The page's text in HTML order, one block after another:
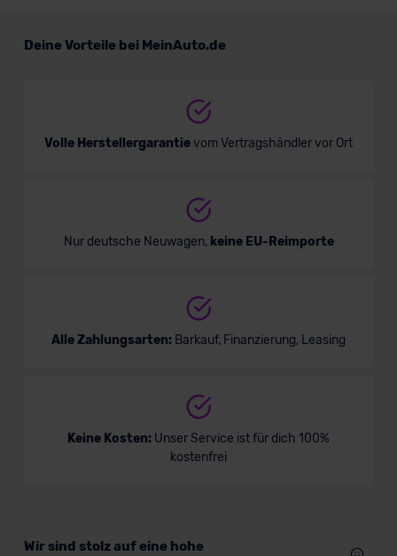
Deine Vorteile bei MeinAuto.de
Volle Herstellergarantievom Vertragshändler vor Ort
Nur deutsche Neuwagen, keine EU-Reimporte
Alle Zahlungsarten: Barkauf, Finanzierung, Leasing
Keine Kosten: Unser Service ist für dich 100%
kostenfrei
Wir sind stolz auf eine hohe